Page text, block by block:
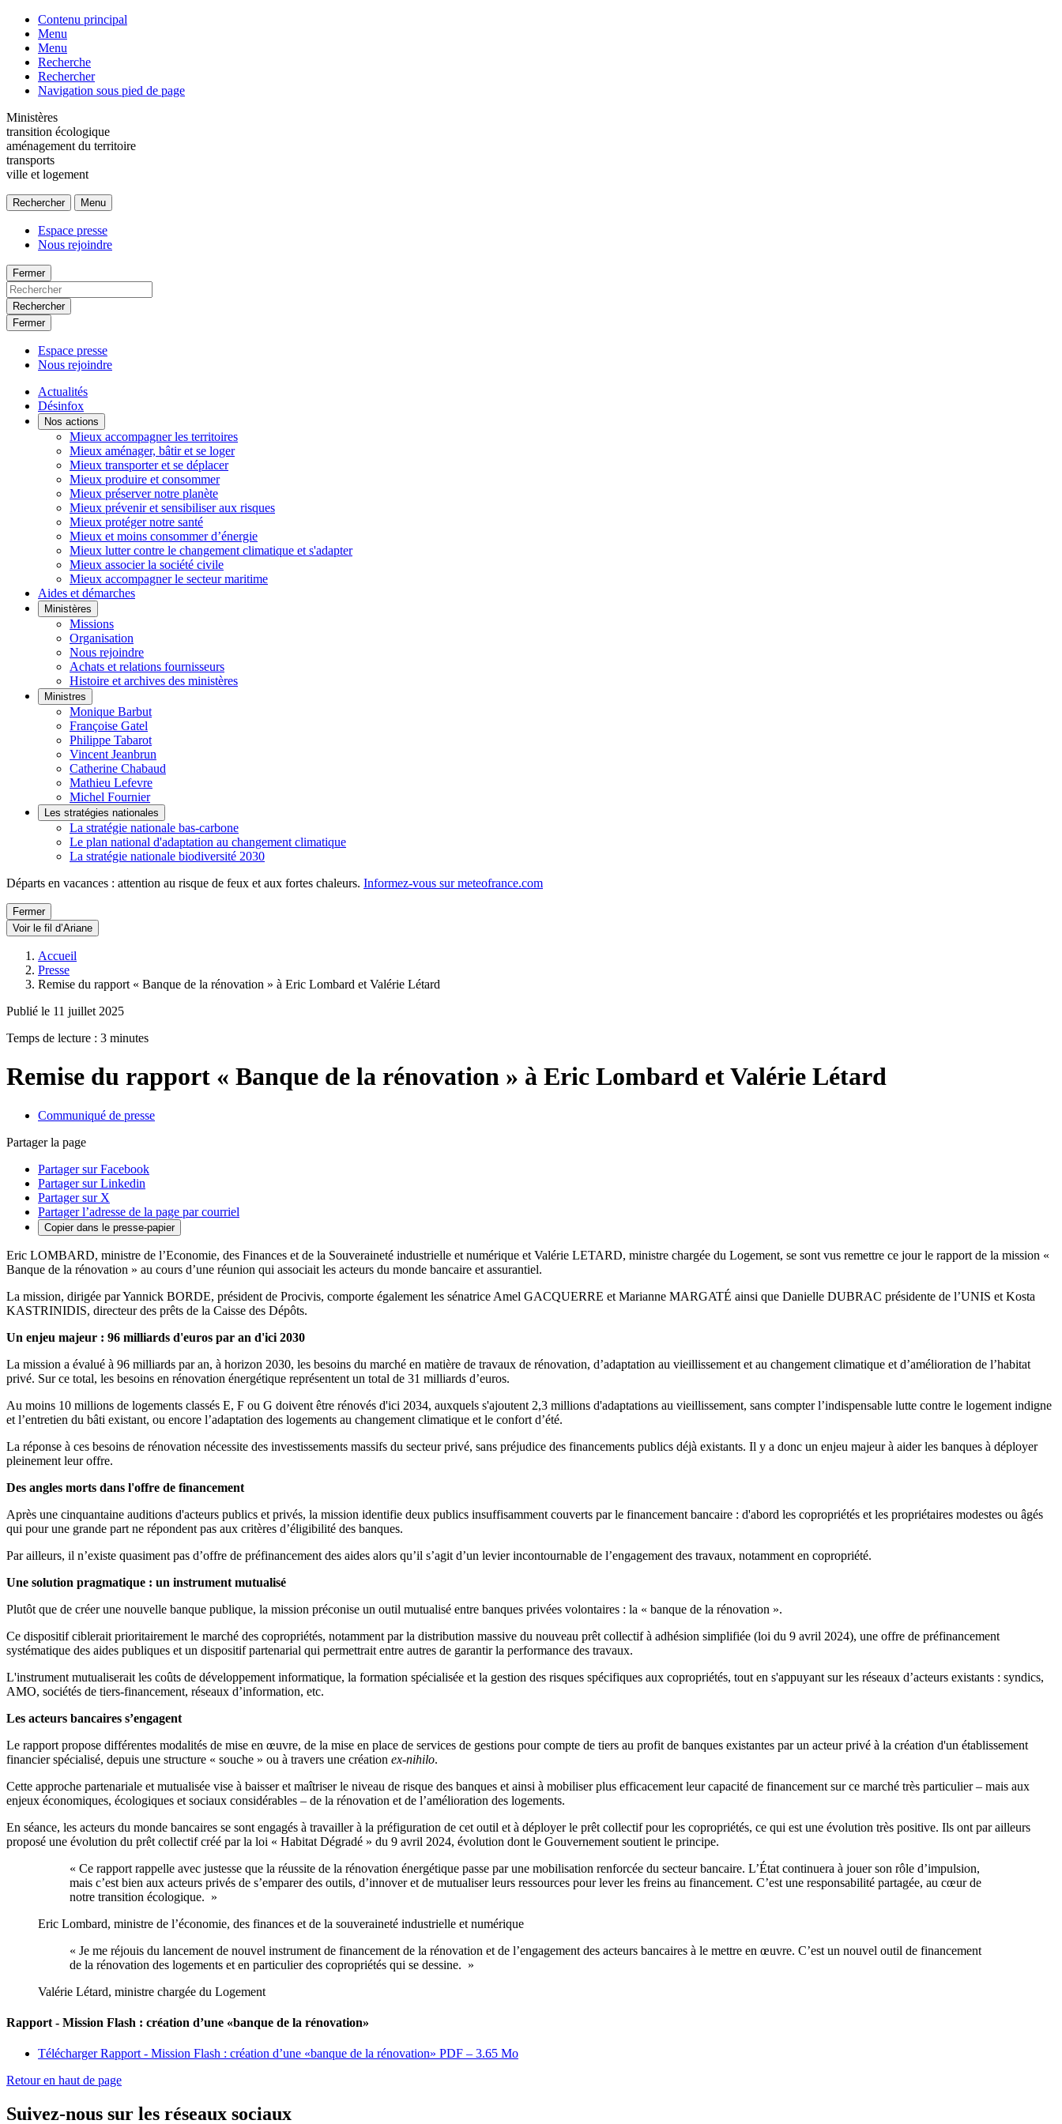
Contenu principal
Menu
Menu
Recherche
Rechercher
Navigation sous pied de page
Ministères
transition écologique
aménagement du territoire
transports
ville et logement
Rechercher Menu
Espace presse
Nous rejoindre
Fermer
Rechercher
Fermer
Espace presse
Nous rejoindre
Actualités
Désinfox
Nos actions
Mieux accompagner les territoires
Mieux aménager, bâtir et se loger
Mieux transporter et se déplacer
Mieux produire et consommer
Mieux préserver notre planète
Mieux prévenir et sensibiliser aux risques
Mieux protéger notre santé
Mieux et moins consommer d’énergie
Mieux lutter contre le changement climatique et s'adapter
Mieux associer la société civile
Mieux accompagner le secteur maritime
Aides et démarches
Ministères
Missions
Organisation
Nous rejoindre
Achats et relations fournisseurs
Histoire et archives des ministères
Ministres
Monique Barbut
Françoise Gatel
Philippe Tabarot
Vincent Jeanbrun
Catherine Chabaud
Mathieu Lefevre
Michel Fournier
Les stratégies nationales
La stratégie nationale bas-carbone
Le plan national d'adaptation au changement climatique
La stratégie nationale biodiversité 2030
Départs en vacances : attention au risque de feux et aux fortes chaleurs. Informez-vous sur meteofrance.com
Fermer
Voir le fil d’Ariane
Accueil
Presse
Remise du rapport « Banque de la rénovation » à Eric Lombard et Valérie Létard
Publié le 11 juillet 2025
Temps de lecture : 3 minutes
Remise du rapport « Banque de la rénovation » à Eric Lombard et Valérie Létard
Communiqué de presse
Partager la page
Partager sur Facebook
Partager sur Linkedin
Partager sur X
Partager l’adresse de la page par courriel
Copier dans le presse-papier
Eric LOMBARD, ministre de l’Economie, des Finances et de la Souveraineté industrielle et numérique et Valérie LETARD, ministre chargée du Logement, se sont vus remettre ce jour le rapport de la mission «
Banque de la rénovation » au cours d’une réunion qui associait les acteurs du monde bancaire et assurantiel.
La mission, dirigée par Yannick BORDE, président de Procivis, comporte également les sénatrice Amel GACQUERRE et Marianne MARGATÉ ainsi que Danielle DUBRAC présidente de l’UNIS et Kosta
KASTRINIDIS, directeur des prêts de la Caisse des Dépôts.
Un enjeu majeur : 96 milliards d'euros par an d'ici 2030
La mission a évalué à 96 milliards par an, à horizon 2030, les besoins du marché en matière de travaux de rénovation, d’adaptation au vieillissement et au changement climatique et d’amélioration de l’habitat
privé. Sur ce total, les besoins en rénovation énergétique représentent un total de 31 milliards d’euros.
Au moins 10 millions de logements classés E, F ou G doivent être rénovés d'ici 2034, auxquels s'ajoutent 2,3 millions d'adaptations au vieillissement, sans compter l’indispensable lutte contre le logement indigne
et l’entretien du bâti existant, ou encore l’adaptation des logements au changement climatique et le confort d’été.
La réponse à ces besoins de rénovation nécessite des investissements massifs du secteur privé, sans préjudice des financements publics déjà existants. Il y a donc un enjeu majeur à aider les banques à déployer
pleinement leur offre.
Des angles morts dans l'offre de financement
Après une cinquantaine auditions d'acteurs publics et privés, la mission identifie deux publics insuffisamment couverts par le financement bancaire : d'abord les copropriétés et les propriétaires modestes ou âgés
qui pour une grande part ne répondent pas aux critères d’éligibilité des banques.
Par ailleurs, il n’existe quasiment pas d’offre de préfinancement des aides alors qu’il s’agit d’un levier incontournable de l’engagement des travaux, notamment en copropriété.
Une solution pragmatique : un instrument mutualisé
Plutôt que de créer une nouvelle banque publique, la mission préconise un outil mutualisé entre banques privées volontaires : la « banque de la rénovation ».
Ce dispositif ciblerait prioritairement le marché des copropriétés, notamment par la distribution massive du nouveau prêt collectif à adhésion simplifiée (loi du 9 avril 2024), une offre de préfinancement
systématique des aides publiques et un dispositif partenarial qui permettrait entre autres de garantir la performance des travaux.
L'instrument mutualiserait les coûts de développement informatique, la formation spécialisée et la gestion des risques spécifiques aux copropriétés, tout en s'appuyant sur les réseaux d’acteurs existants : syndics,
AMO, sociétés de tiers-financement, réseaux d’information, etc.
Les acteurs bancaires s’engagent
Le rapport propose différentes modalités de mise en œuvre, de la mise en place de services de gestions pour compte de tiers au profit de banques existantes par un acteur privé à la création d'un établissement
financier spécialisé, depuis une structure « souche » ou à travers une création ex-nihilo.
Cette approche partenariale et mutualisée vise à baisser et maîtriser le niveau de risque des banques et ainsi à mobiliser plus efficacement leur capacité de financement sur ce marché très particulier – mais aux
enjeux économiques, écologiques et sociaux considérables – de la rénovation et de l’amélioration des logements.
En séance, les acteurs du monde bancaires se sont engagés à travailler à la préfiguration de cet outil et à déployer le prêt collectif pour les copropriétés, ce qui est une évolution très positive. Ils ont par ailleurs
proposé une évolution du prêt collectif créé par la loi « Habitat Dégradé » du 9 avril 2024, évolution dont le Gouvernement soutient le principe.
« Ce rapport rappelle avec justesse que la réussite de la rénovation énergétique passe par une mobilisation renforcée du secteur bancaire. L’État continuera à jouer son rôle d’impulsion,
mais c’est bien aux acteurs privés de s’emparer des outils, d’innover et de mutualiser leurs ressources pour lever les freins au financement. C’est une responsabilité partagée, au cœur de
notre transition écologique. »
Eric Lombard, ministre de l’économie, des finances et de la souveraineté industrielle et numérique
« Je me réjouis du lancement de nouvel instrument de financement de la rénovation et de l’engagement des acteurs bancaires à le mettre en œuvre. C’est un nouvel outil de financement
de la rénovation des logements et en particulier des copropriétés qui se dessine. »
Valérie Létard, ministre chargée du Logement
Rapport - Mission Flash : création d’une «banque de la rénovation»
Télécharger Rapport - Mission Flash : création d’une «banque de la rénovation» PDF – 3.65 Mo
Retour en haut de page
Suivez-nous sur les réseaux sociaux